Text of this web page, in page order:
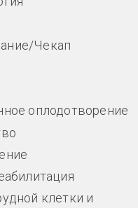
Чекап
оплодотворение
клетки и